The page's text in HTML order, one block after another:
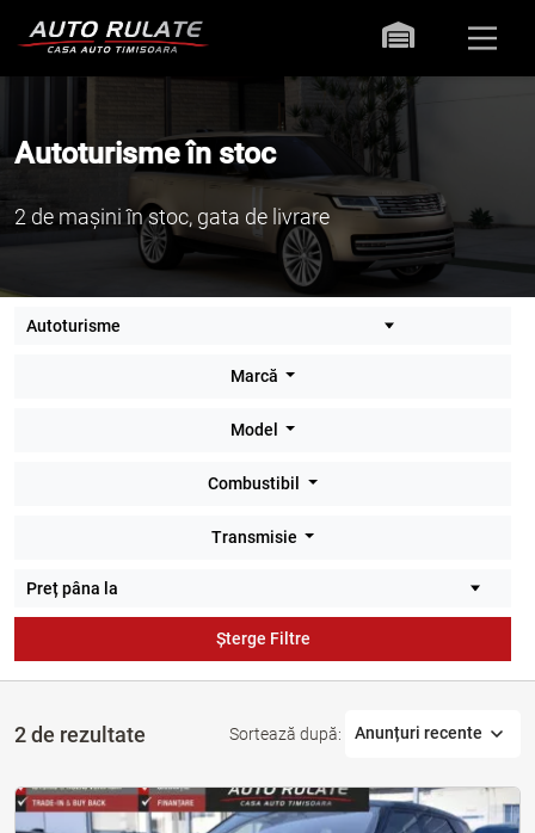
Autoturisme în stoc
2 de mașini în stoc, gata de livrare
Marcă
Model
Combustibil
Transmisie
Șterge Filtre
2 de rezultate Sortează după: Anunțuri recente